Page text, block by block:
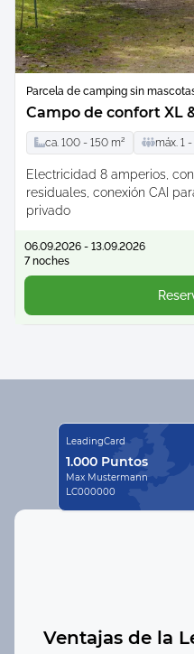
Parcela de camping sin
Campo de confort XL
ca. 100 - 150 m² máx. 1 -
Electricidad 8 amperios,
residuales, conexión CAI
privado
06.09.2026 - 13.09.2026
7 noches
Ventajas de la
LeadingCard
1.000 Puntos
Max Mustermann
LC000000